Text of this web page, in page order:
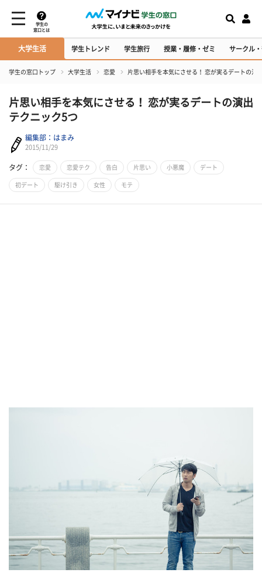
学生の
窓口とは
大学生活 学生トレンド 学生旅行 授業・履修・ゼミ サークル
学生の窓口トップ 大学生活 恋愛 片思い相手を本気にさせる！ 恋が実るデートの演
片思い相手を本気にさせる！ 恋が実るデートの演出
テクニック5つ
編集部：はまみ
2015/11/29
タグ： 恋愛 恋愛テク 告白 片思い 小悪魔 デート
初デート 駆け引き 女性 モテ